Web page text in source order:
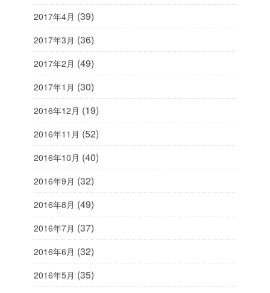
2017年4月 (39)
2017年3月 (36)
2017年2月 (49)
2017年1月 (30)
2016年12月 (19)
2016年11月 (52)
2016年10月 (40)
2016年9月 (32)
2016年8月 (49)
2016年7月 (37)
2016年6月 (32)
2016年5月 (35)